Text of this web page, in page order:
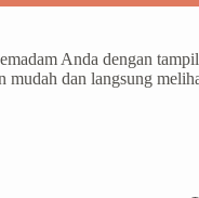
Anda dengan
dan langsung